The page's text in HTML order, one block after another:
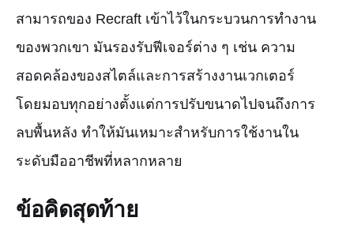
สามารถของ Recraft เข้าไว้ในกระบวนการทำงาน
ของพวกเขา มันรองรับฟีเจอร์ต่าง ๆ เช่น ความ
สอดคล้องของสไตล์และการสร้างงานเวกเตอร์
โดยมอบทุกอย่างตั้งแต่การปรับขนาดไปจนถึงการ
ลบพื้นหลัง ทำให้มันเหมาะสำหรับการใช้งานใน
ระดับมืออาชีพที่หลากหลาย
ข้อคิดสุดท้าย